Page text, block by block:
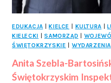
EDUKACJA KIELCE KULTURA
KIELECKI
SAMORZĄD
ŚWIĘTOKRZYSKIE
WYDARZENIA
Anita Szebla-
Świętokrzyskim